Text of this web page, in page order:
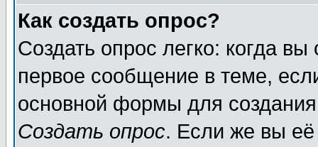
Как создать опрос?
Создать опрос легко: когда
первое сообщение в теме,
основной формы для
Создать опрос. Если же вы её